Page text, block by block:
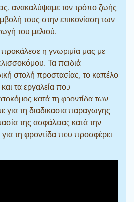
ανακαλύψαμε τον τρόπο ζωής
τους στην επικονίαση των
του μελιού.
προκάλεσε η γνωριμία μας με
Τα παιδιά
στολή προστασίας, το καπέλο
και τα εργαλεία που
κατά τη φροντίδα των
για τη διαδικασια παραγωγης
της ασφάλειας κατά την
για τη φροντίδα που προσφέρει